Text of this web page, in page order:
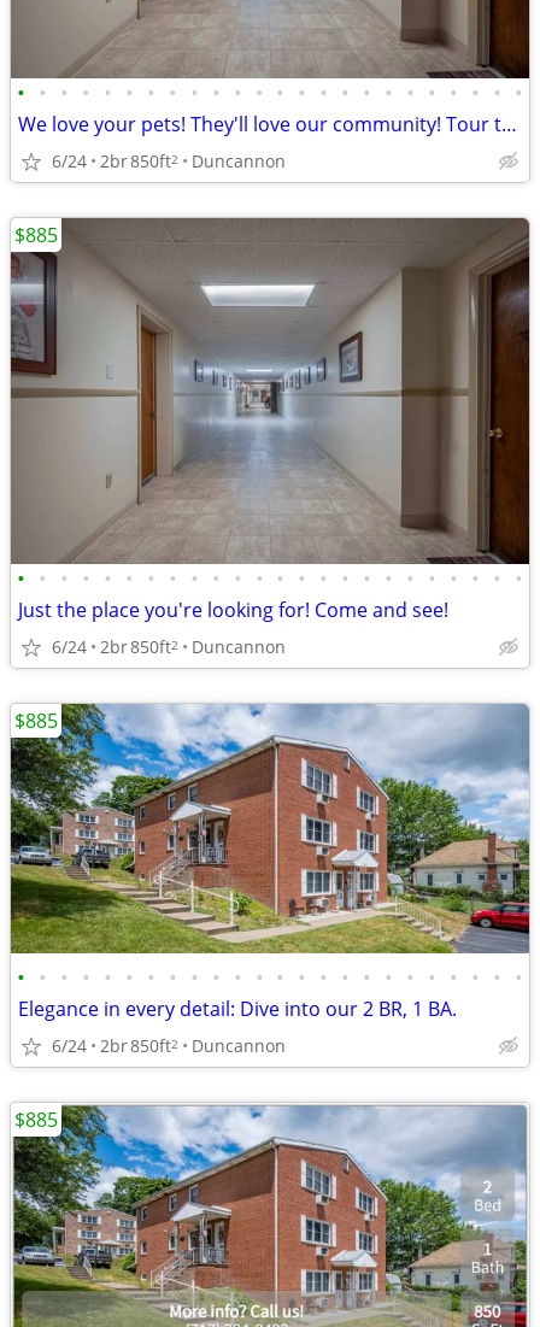
• • • • • • • • • • • • • • • • • • • • • • • •
We love your pets! They'll love our community! Tour today!
6/24 2br850ft2 Duncannon
• • • • • • • • • • • • • • • • • • • • • • • •
Just the place you're looking for! Come and see!
6/24 2br850ft2 Duncannon
$885
• • • • • • • • • • • • • • • • • • • • • • • •
Elegance in every detail: Dive into our 2 BR, 1 BA.
6/24 2br850ft2 Duncannon
$885
$885